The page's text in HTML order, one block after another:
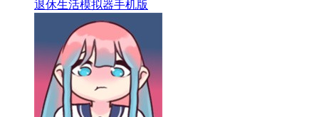
退休生活模拟器手机版